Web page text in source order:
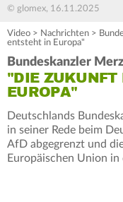
© glomex, 16.11.2025
Video > Nachrichten >
entsteht in Europa"
Bundeskanzler
"DIE ZUKUNFT
EUROPA"
Deutschlands
in seiner Rede beim
AfD abgegrenzt und
Europäischen Union